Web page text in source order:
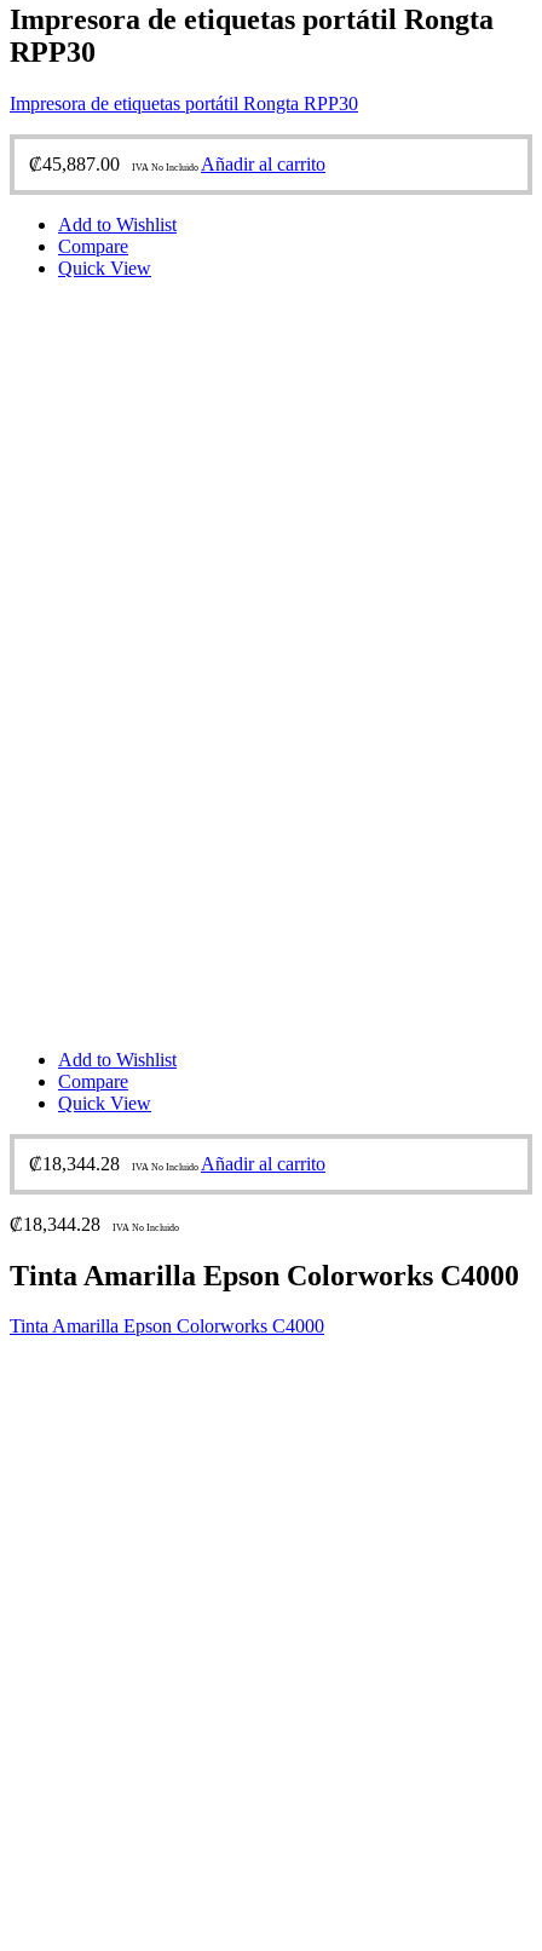
Impresora de etiquetas portátil Rongta
RPP30
Impresora de etiquetas portátil Rongta RPP30
₡45,887.00 IVA No Incluido Añadir al carrito
Add to Wishlist
Compare
Quick View
Add to Wishlist
Compare
Quick View
₡18,344.28 IVA No Incluido Añadir al carrito
₡18,344.28 IVA No Incluido
Tinta Amarilla Epson Colorworks C4000
Tinta Amarilla Epson Colorworks C4000